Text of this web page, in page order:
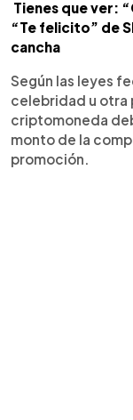
Tienes que ver:
“Te felicito” de
cancha
Según las leyes
celebridad u otra
criptomoneda
monto de la
promoción.